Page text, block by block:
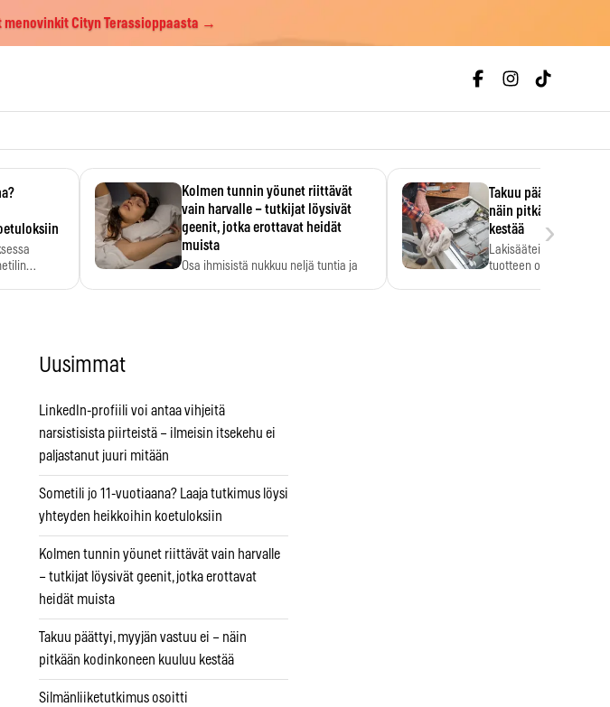
menovinkit Cityn Terassioppaasta →
Kolmen tunnin yöunet riittävät
vain harvalle – tutkijat löysivät
geenit, jotka erottavat heidät
muista
Osa ihmisistä nukkuu neljä tuntia ja
Takuu päättyi,
näin pitkään
kestää
Lakisääteinen
tuotteen oletetun
›
Uusimmat
LinkedIn-profiili voi antaa vihjeitä
narsistisista piirteistä – ilmeisin itsekehu ei
paljastanut juuri mitään
Sometili jo 11-vuotiaana? Laaja tutkimus löysi
yhteyden heikkoihin koetuloksiin
Kolmen tunnin yöunet riittävät vain harvalle
– tutkijat löysivät geenit, jotka erottavat
heidät muista
Takuu päättyi, myyjän vastuu ei – näin
pitkään kodinkoneen kuuluu kestää
Silmänliiketutkimus osoitti